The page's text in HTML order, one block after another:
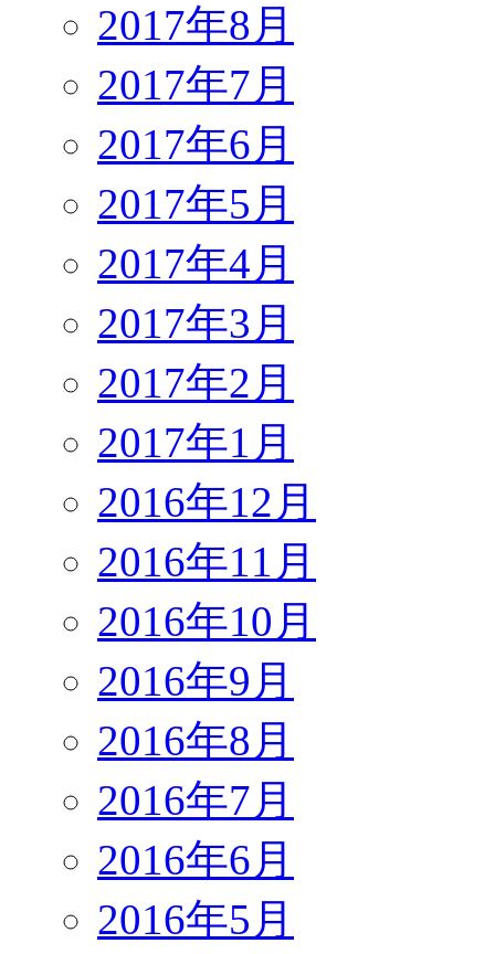
2017年8月
2017年7月
2017年6月
2017年5月
2017年4月
2017年3月
2017年2月
2017年1月
2016年12月
2016年11月
2016年10月
2016年9月
2016年8月
2016年7月
2016年6月
2016年5月